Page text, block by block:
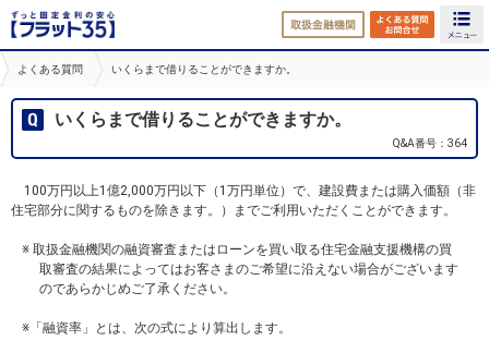
取扱金融機関 よくあ
よくある質問 いくらまで借りることができますか。
いくらまで借りることができますか。
Q&A番号：364
100万円以上1億2,000万円以下（1万円単位）で、建設費または購入価額（非
住宅部分に関するものを除きます。）までご利用いただくことができます。
※ 取扱金融機関の融資審査またはローンを買い取る住宅金融支援機構の買
取審査の結果によってはお客さまのご希望に沿えない場合がございます
のであらかじめご了承ください。
※「融資率」とは、次の式により算出します。